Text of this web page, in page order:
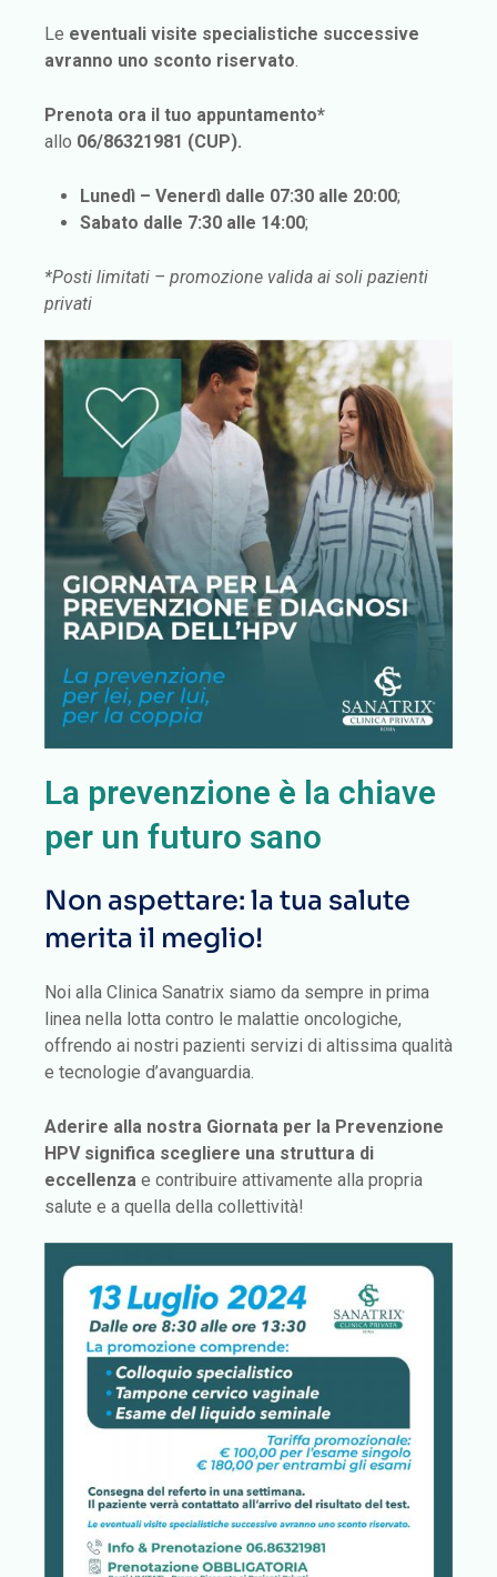
Le eventuali visite specialistiche successive
avranno uno sconto riservato.
Prenota ora il tuo appuntamento*
allo 06/86321981 (CUP).
Lunedì – Venerdì dalle 07:30 alle 20:00;
Sabato dalle 7:30 alle 14:00;
*Posti limitati – promozione valida ai soli pazienti
privati
La prevenzione è la chiave
per un futuro sano
Non aspettare: la tua salute
merita il meglio!
Noi alla Clinica Sanatrix siamo da sempre in prima
linea nella lotta contro le malattie oncologiche,
offrendo ai nostri pazienti servizi di altissima qualità
e tecnologie d’avanguardia.
Aderire alla nostra Giornata per la Prevenzione
HPV significa scegliere una struttura di
eccellenza e contribuire attivamente alla propria
salute e a quella della collettività!